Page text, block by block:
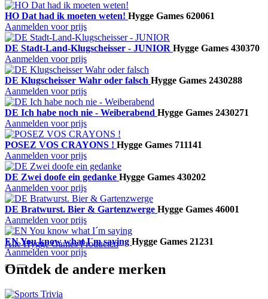
HO Dat had ik moeten weten! Hygge Games 620061
Aanmelden voor prijs
DE Stadt-Land-Klugscheisser - JUNIOR Hygge Games 430370
Aanmelden voor prijs
DE Klugscheisser Wahr oder falsch Hygge Games 2430288
Aanmelden voor prijs
DE Ich habe noch nie - Weiberabend Hygge Games 2430271
Aanmelden voor prijs
POSEZ VOS CRAYONS ! Hygge Games 711141
Aanmelden voor prijs
DE Zwei doofe ein gedanke Hygge Games 430202
Aanmelden voor prijs
DE Bratwurst. Bier & Gartenzwerge Hygge Games 46001
Aanmelden voor prijs
EN You know what I´m saying Hygge Games 21231
Aanmelden voor prijs
Alle Hygge Games Producten
Ontdek de andere merken